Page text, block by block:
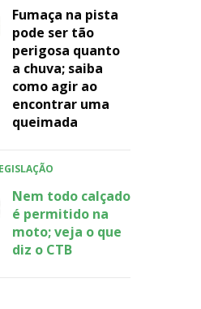
Fumaça na pista
pode ser tão
perigosa quanto
a chuva; saiba
como agir ao
encontrar uma
queimada
Nem todo calçado
é permitido na
moto; veja o que
diz o CTB